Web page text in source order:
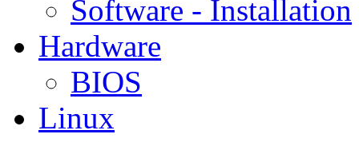
Software - Installation
Hardware
BIOS
Linux